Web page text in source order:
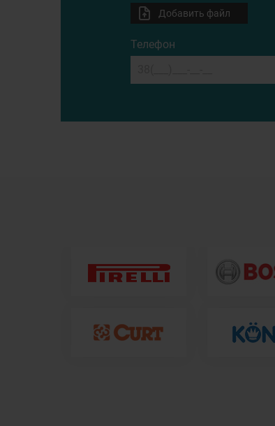
Добавить файл
Телефон